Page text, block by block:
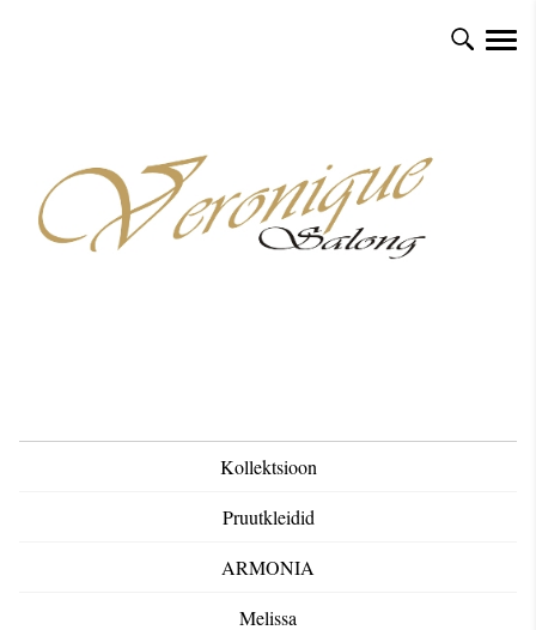
Kollektsioon
Pruutkleidid
ARMONIA
Melissa